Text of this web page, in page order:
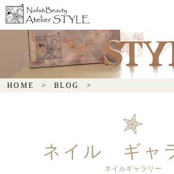
HOME BLOG
ネイル ギャ
ネイルギャラリー